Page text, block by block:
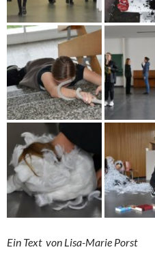
Ein Text von Lisa-Marie Porst